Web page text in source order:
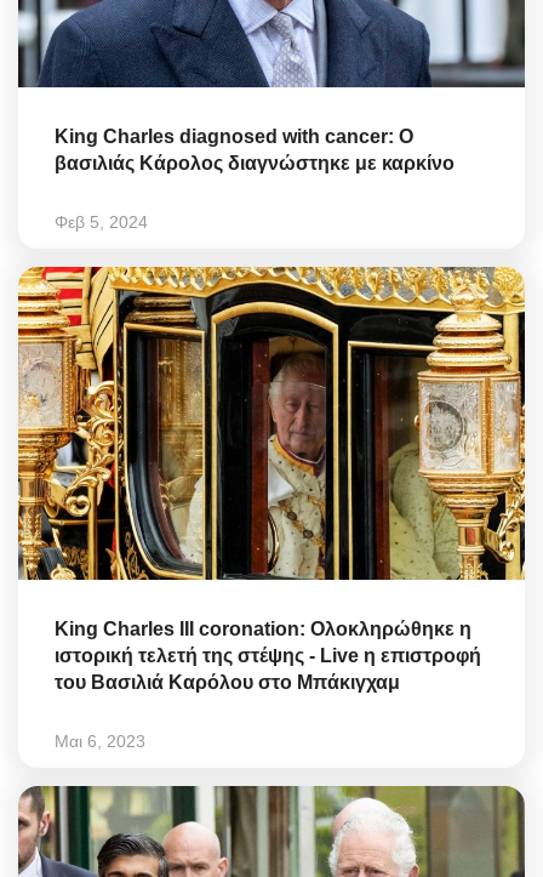
King Charles diagnosed with cancer: Ο
βασιλιάς Κάρολος διαγνώστηκε με καρκίνο
Φεβ 5, 2024
King Charles III coronation: Ολοκληρώθηκε η
ιστορική τελετή της στέψης - Live η επιστροφή
του Βασιλιά Καρόλου στο Μπάκιγχαμ
Μαι 6, 2023